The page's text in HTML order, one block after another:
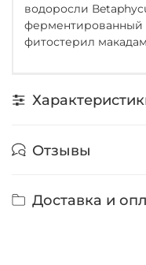
водоросли
ферментированный
фитостерил
Отзывы
Доставка и